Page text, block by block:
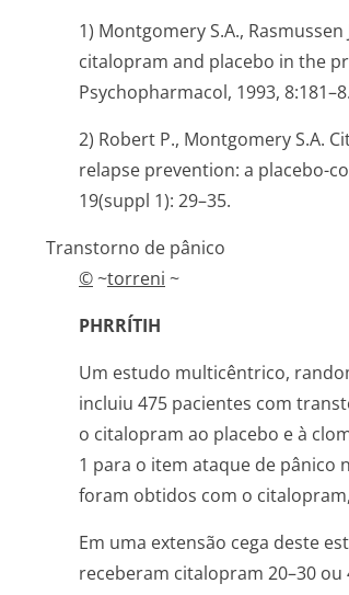
1) Montgomery S.A.,
citalopram and placebo in the
Psychopharmacol, 1993, 8:181–8.
2) Robert P., Montgomery S.A.
relapse prevention: a placebo-
19(suppl 1): 29–35.
Transtorno de pânico
©~torreni ~
PHRRÍTIH
Um estudo multicêntrico,
incluiu 475 pacientes com
o citalopram ao placebo e à
1 para o item ataque de pânico
foram obtidos com o
Em uma extensão cega deste
receberam citalopram 20–30